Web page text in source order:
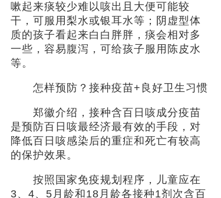
嗽起来痰较少难以咳出且大便可能较
干，可服用梨水或银耳水等；阴虚型体
质的孩子看起来白白胖胖，痰会相对多
一些，容易腹泻，可给孩子服用陈皮水
等。
怎样预防？接种疫苗+良好卫生习惯
郑徽介绍，接种含百日咳成分疫苗
是预防百日咳最经济最有效的手段，对
降低百日咳感染后的重症和死亡有较高
的保护效果。
按照国家免疫规划程序，儿童应在
3、4、5月龄和18月龄各接种1剂次含百